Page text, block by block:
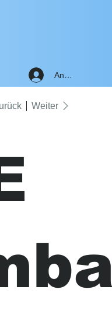
Anmelden
Weiter